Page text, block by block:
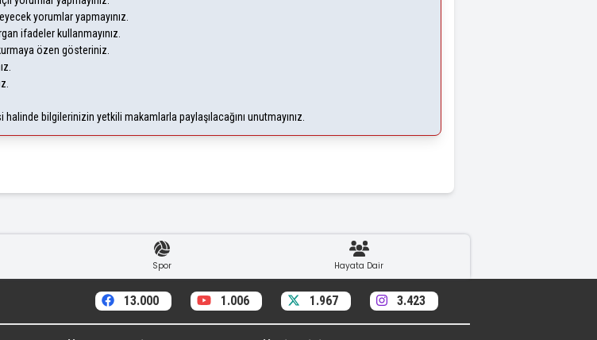
yorumlar yapmayınız.
ifadeler kullanmayınız.
özen gösteriniz.
bilgilerinizin yetkili makamlarla paylaşılacağını unutmayınız.
Spor Hayata Dair
13.000 1.006 1.967 3.423